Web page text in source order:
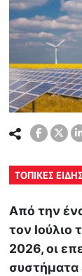
ΤΟΠΙΚΕΣ
Από την
τον Ιούλιο
2026, οι
συστήματα